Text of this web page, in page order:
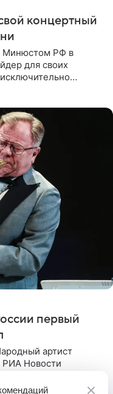
концертный
Минюстом РФ в
для своих
первый
артист
РИА Новости
джазовый бал,